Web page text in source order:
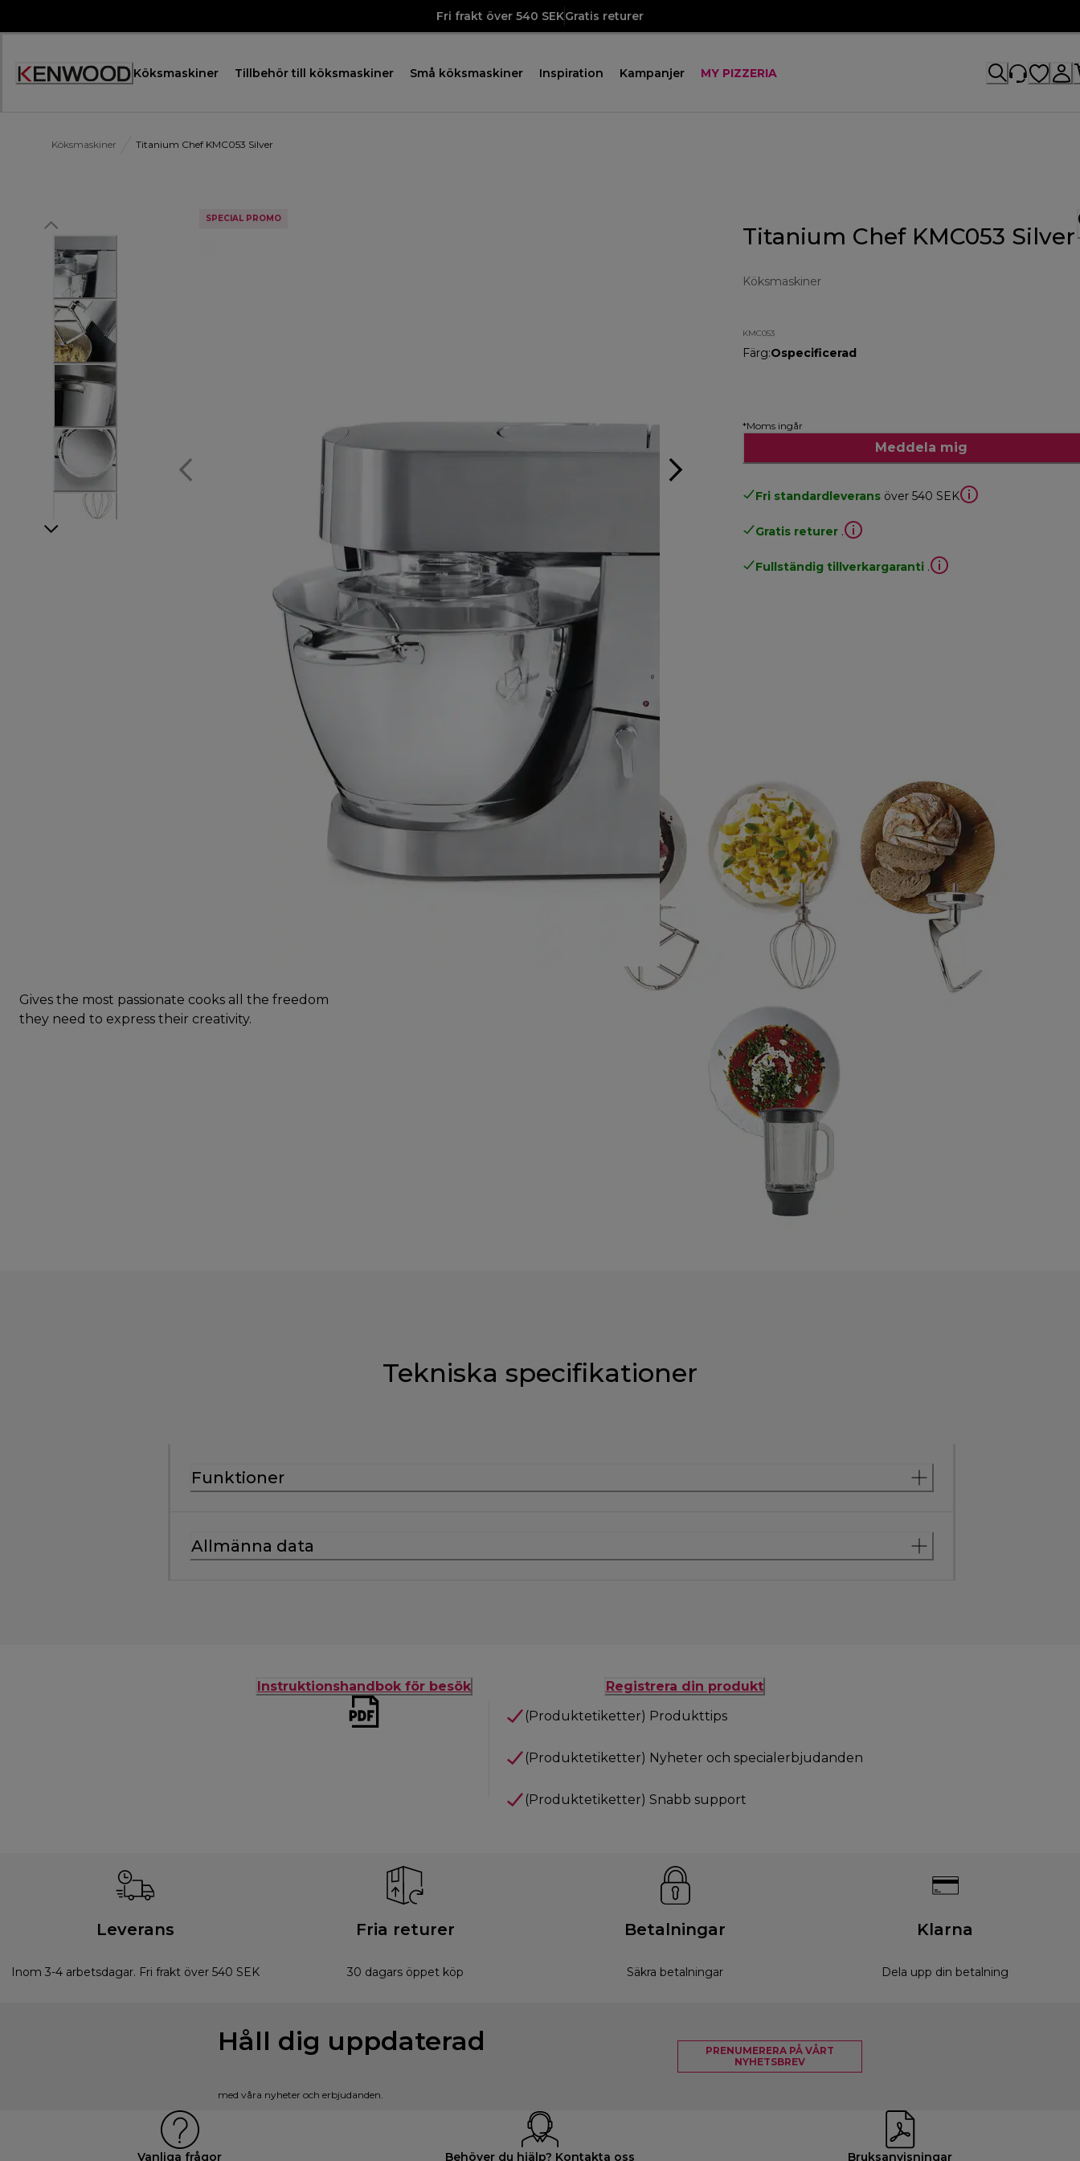
Fri frakt över 540 SEKGratis returer
Accessibility
Köksmaskiner Tillbehör till köksmaskiner Små köksmaskiner Inspiration Kampanjer MY PIZZERIA
Köksmaskiner Titanium Chef KMC053 Silver
SPECIAL PROMO
Titanium Chef KMC053 Silver
Köksmaskiner
KMC053
Färg:Ospecificerad
*Moms ingår
Meddela mig
Fri standardleverans över 540 SEK
Gratis returer .
Fullständig tillverkargaranti .
Gives the most passionate cooks all the freedom
they need to express their creativity.
Tekniska specifikationer
Funktioner
Allmänna data
Instruktionshandbok för besök
Registrera din produkt
(Produktetiketter) Produkttips
(Produktetiketter) Nyheter och specialerbjudanden
(Produktetiketter) Snabb support
Leverans
Inom 3-4 arbetsdagar. Fri frakt över 540 SEK
Fria returer
30 dagars öppet köp
Betalningar
Säkra betalningar
Klarna
Dela upp din betalning
Håll dig uppdaterad
med våra nyheter och erbjudanden.
PRENUMERERA PÅ VÅRT
NYHETSBREV
Vanliga frågor Behöver du hjälp? Kontakta oss Bruksanvisningar